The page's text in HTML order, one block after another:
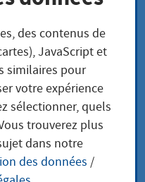
des contenus de
JavaScript et
similaires pour
votre expérience
sélectionner, quels
trouverez plus
dans notre
des données /